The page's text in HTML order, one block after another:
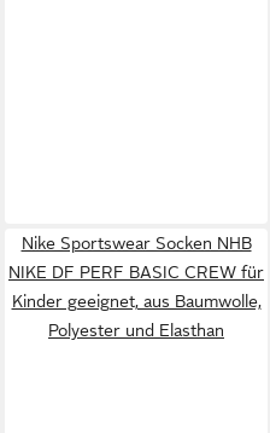
Nike Sportswear Socken NHB
NIKE DF PERF BASIC CREW für
Kinder geeignet, aus Baumwolle,
Polyester und Elasthan